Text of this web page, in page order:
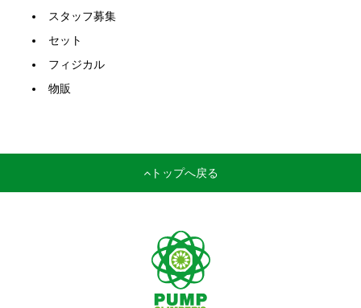
スタッフ募集
セット
フィジカル
物販
トップへ戻る